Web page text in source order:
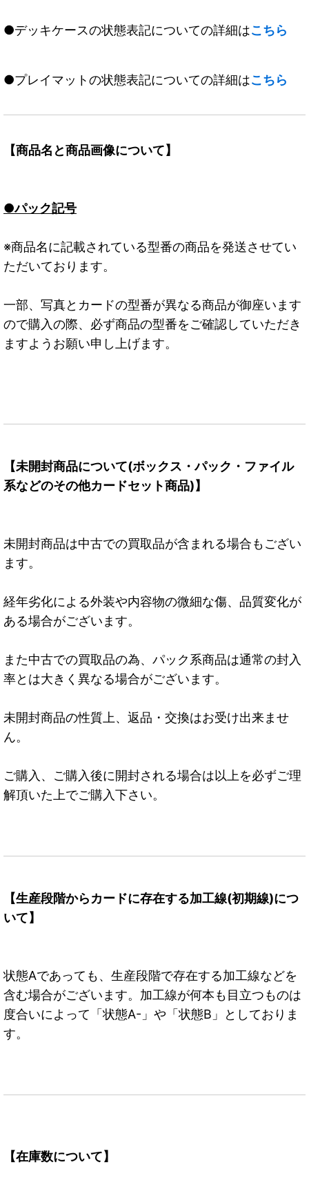
●デッキケースの状態表記についての詳細はこちら
●プレイマットの状態表記についての詳細はこちら
【商品名と商品画像について】
●パック記号
※商品名に記載されている型番の商品を発送させてい
ただいております。
一部、写真とカードの型番が異なる商品が御座います
ので購入の際、必ず商品の型番をご確認していただき
ますようお願い申し上げます。
【未開封商品について(ボックス・パック・ファイル
系などのその他カードセット商品)】
未開封商品は中古での買取品が含まれる場合もござい
ます。
経年劣化による外装や内容物の微細な傷、品質変化が
ある場合がございます。
また中古での買取品の為、パック系商品は通常の封入
率とは大きく異なる場合がございます。
未開封商品の性質上、返品・交換はお受け出来ませ
ん。
ご購入、ご購入後に開封される場合は以上を必ずご理
解頂いた上でご購入下さい。
【生産段階からカードに存在する加工線(初期線)につ
いて】
状態Aであっても、生産段階で存在する加工線などを
含む場合がございます。加工線が何本も目立つものは
度合いによって「状態A-」や「状態B」としておりま
す。
【在庫数について】